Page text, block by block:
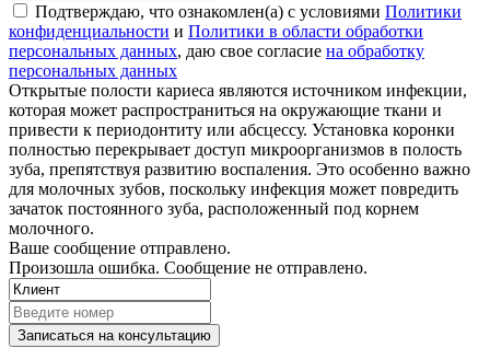
Подтверждаю, что ознакомлен(а) с условиями Политики
конфиденциальности и Политики в области обработки
персональных данных, даю свое согласие на обработку
персональных данных
Открытые полости кариеса являются источником инфекции,
которая может распространиться на окружающие ткани и
привести к периодонтиту или абсцессу. Установка коронки
полностью перекрывает доступ микроорганизмов в полость
зуба, препятствуя развитию воспаления. Это особенно важно
для молочных зубов, поскольку инфекция может повредить
зачаток постоянного зуба, расположенный под корнем
молочного.
Ваше сообщение отправлено.
Произошла ошибка. Сообщение не отправлено.
Записаться на консультацию